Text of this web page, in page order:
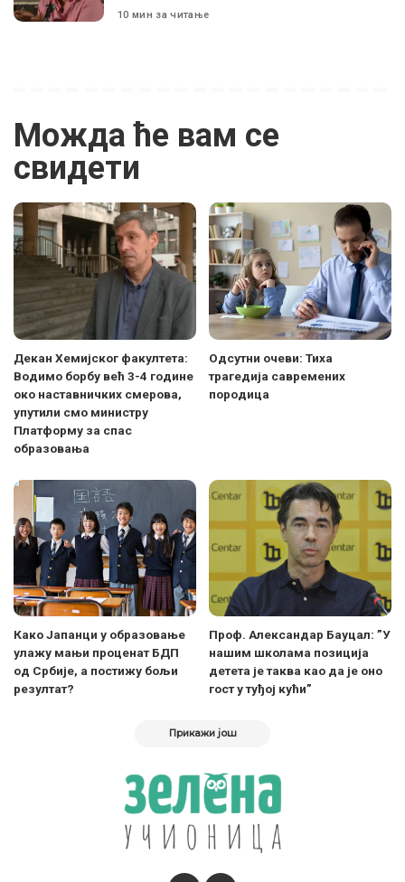
10 мин за читање
Можда ће вам се
свидети
Декан Хемијског факултета:
Водимо борбу већ 3-4 године
око наставничких смерова,
упутили смо министру
Платформу за спас
образовања
Одсутни очеви: Тиха
трагедија савремених
породица
Како Јапанци у образовање
улажу мањи проценат БДП
од Србије, а постижу бољи
резултат?
Проф. Александар Бауцал: ”У
нашим школама позиција
детета је таква као да је оно
гост у туђој кући”
Прикажи још